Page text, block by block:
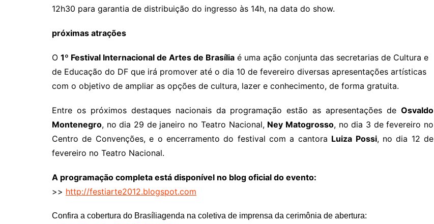
12h30 para garantia de distribuição do ingresso às 14h, na data do show.
próximas atrações
O 1º Festival Internacional de Artes de Brasília é uma ação conjunta das secretarias de Cultura e
de Educação do DF que irá promover até o dia 10 de fevereiro diversas apresentações artísticas
com o objetivo de ampliar as opções de cultura, lazer e conhecimento, de forma gratuita.
Entre os próximos destaques nacionais da programação estão as apresentações de Osvaldo
Montenegro, no dia 29 de janeiro no Teatro Nacional, Ney Matogrosso, no dia 3 de fevereiro no
Centro de Convenções, e o encerramento do festival com a cantora Luiza Possi, no dia 12 de
fevereiro no Teatro Nacional.
A programação completa está disponível no blog oficial do evento:
>> http://festiarte2012.blogspot.com
Confira a cobertura do Brasíliagenda na coletiva de imprensa da cerimônia de abertura: